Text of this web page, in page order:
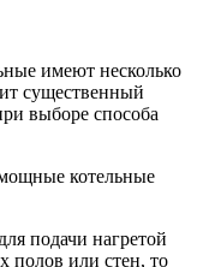
имеют несколько
существенный
выборе способа
котельные
подачи нагретой
полов или стен, то